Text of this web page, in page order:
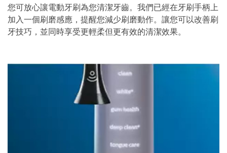
您可放心讓電動牙刷為您清潔牙齒。我們已經在牙刷手柄上
加入一個刷磨感應，提醒您減少刷磨動作。讓您可以改善刷
牙技巧，並同時享受更輕柔但更有效的清潔效果。